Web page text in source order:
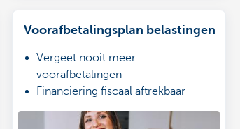
Voorafbetalingsplan belastingen
Vergeet nooit meer
voorafbetalingen
Financiering fiscaal aftrekbaar